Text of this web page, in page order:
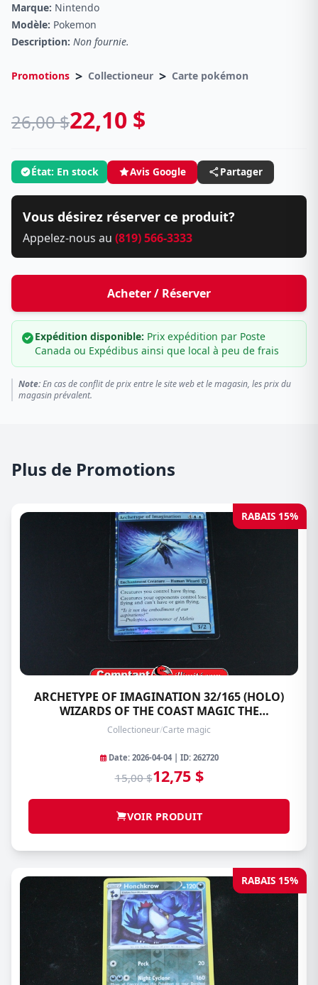
Marque: Nintendo
Modèle: Pokemon
Description: Non fournie.
Promotions > Collectioneur > Carte pokémon
26,00 $22,10 $
État: En stock Avis Google Partager
Vous désirez réserver ce produit?
Appelez-nous au (819) 566-3333
Acheter / Réserver
Expédition disponible: Prix expédition par Poste
Canada ou Expédibus ainsi que local à peu de frais
Note:En cas de conflit de prix entre le site web et le magasin, les prix du
magasin prévalent.
Plus de Promotions
RABAIS 15%
ARCHETYPE OF IMAGINATION 32/165 (HOLO)
WIZARDS OF THE COAST MAGIC THE
GATHERING
Collectioneur/Carte magic
Date: 2026-04-04 | ID: 262720
15,00 $12,75 $
VOIR PRODUIT
RABAIS 15%